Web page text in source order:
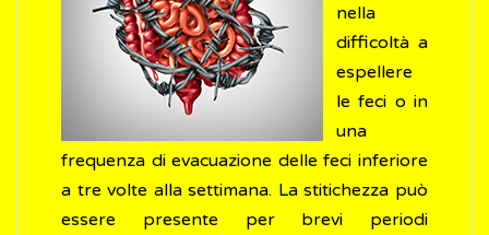
nella
difficoltà a
espellere
le feci o in
una
frequenza di evacuazione delle feci inferiore
a tre volte alla settimana. La stitichezza può
essere presente per brevi periodi